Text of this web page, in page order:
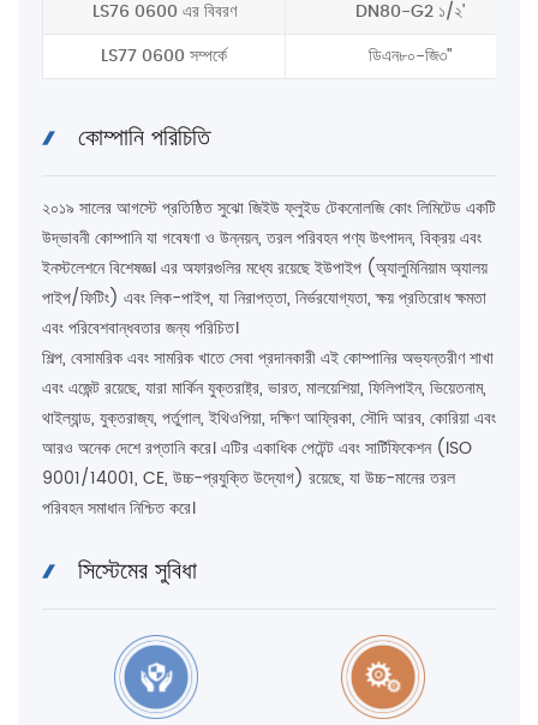
LS76 0600 এর বিবরণ DN80-G2 ১/২'
LS77 0600 সম্পর্কে ডিএন৮০-জি৩"
কোম্পানি পরিচিতি
২০১৯ সালের আগস্টে প্রতিষ্ঠিত সুঝো জিইউ ফ্লুইড টেকনোলজি কোং লিমিটেড একটি
উদ্ভাবনী কোম্পানি যা গবেষণা ও উন্নয়ন, তরল পরিবহন পণ্য উৎপাদন, বিক্রয় এবং
ইনস্টলেশনে বিশেষজ্ঞ। এর অফারগুলির মধ্যে রয়েছে ইউপাইপ (অ্যালুমিনিয়াম অ্যালয়
পাইপ/ফিটিং) এবং লিক-পাইপ, যা নিরাপত্তা, নির্ভরযোগ্যতা, ক্ষয় প্রতিরোধ ক্ষমতা
এবং পরিবেশবান্ধবতার জন্য পরিচিত।
শিল্প, বেসামরিক এবং সামরিক খাতে সেবা প্রদানকারী এই কোম্পানির অভ্যন্তরীণ শাখা
এবং এজেন্ট রয়েছে, যারা মার্কিন যুক্তরাষ্ট্র, ভারত, মালয়েশিয়া, ফিলিপাইন, ভিয়েতনাম,
থাইল্যান্ড, যুক্তরাজ্য, পর্তুগাল, ইথিওপিয়া, দক্ষিণ আফ্রিকা, সৌদি আরব, কোরিয়া এবং
আরও অনেক দেশে রপ্তানি করে। এটির একাধিক পেটেন্ট এবং সার্টিফিকেশন (ISO
9001/14001, CE, উচ্চ-প্রযুক্তি উদ্যোগ) রয়েছে, যা উচ্চ-মানের তরল
পরিবহন সমাধান নিশ্চিত করে।
সিস্টেমের সুবিধা